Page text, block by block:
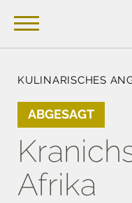
KULINARISCHES
ABGESAGT
Afrika